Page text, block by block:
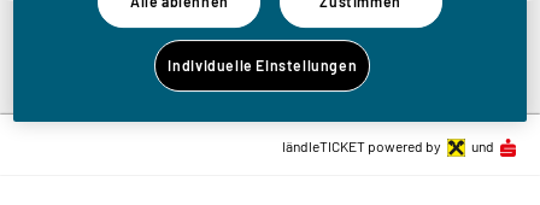
Zurück zur Eventliste
ländleTICKET powered by und
Individuelle Einstellungen